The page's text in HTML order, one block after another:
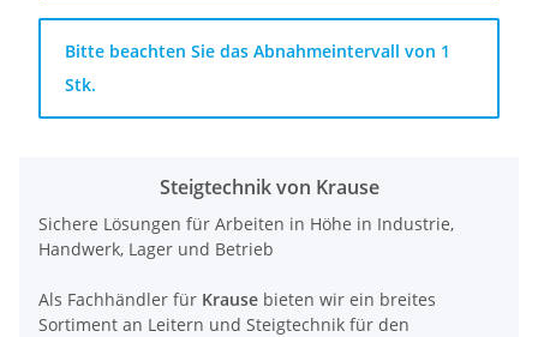
x
Bitte beachten Sie das Abnahmeintervall von 1
Stk.
Steigtechnik von Krause
Sichere Lösungen für Arbeiten in Höhe in Industrie,
Handwerk, Lager und Betrieb
Als Fachhändler für Krause bieten wir ein breites
Sortiment an Leitern und Steigtechnik für den